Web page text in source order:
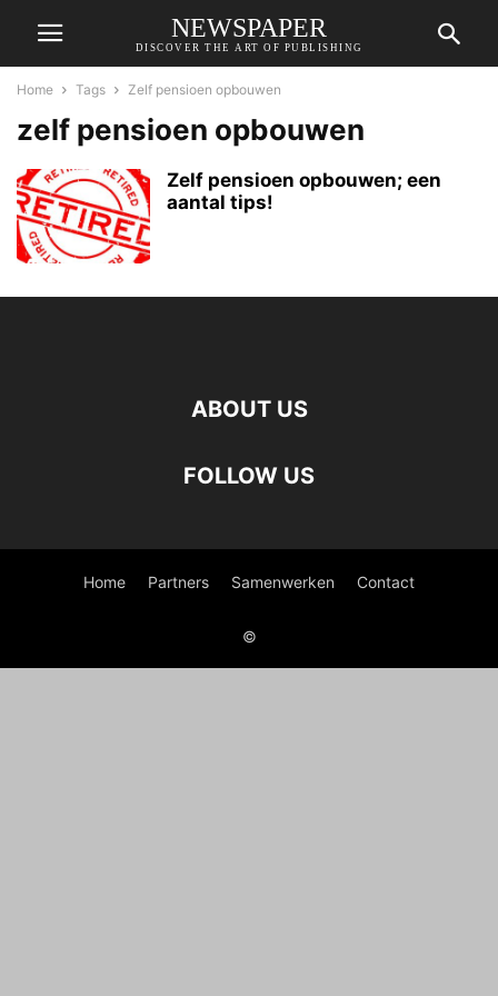
NEWSPAPER
DISCOVER THE ART OF PUBLISHING
Home Tags Zelf pensioen opbouwen
zelf pensioen opbouwen
Zelf pensioen opbouwen; een
aantal tips!
ABOUT US
FOLLOW US
Home Partners Samenwerken Contact
©